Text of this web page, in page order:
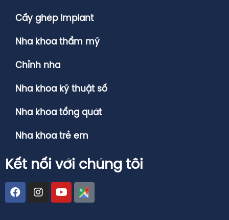
Kết nối với chúng tôi